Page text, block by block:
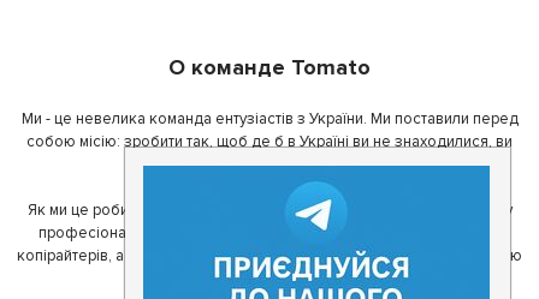
О команде Tomato
Ми - це невелика команда ентузіастів з України. Ми поставили перед
собою місію: зробити так, щоб де б в Україні ви не знаходилися, ви
завжди могли смачно поїсти.
Як ми це робимо? Для початку, ми зібрали приголомшливу команду
професіоналів - фахівців з дизайну, програмування, маркетингу,
копірайтерів, а за сумісництвом - любителів гарної їжі. З їх допомогою
ми створили Томато.